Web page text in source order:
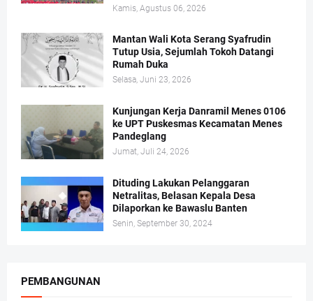
Kamis, Agustus 06, 2026
Mantan Wali Kota Serang Syafrudin
Tutup Usia, Sejumlah Tokoh Datangi
Rumah Duka
Selasa, Juni 23, 2026
Kunjungan Kerja Danramil Menes 0106
ke UPT Puskesmas Kecamatan Menes
Pandeglang
Jumat, Juli 24, 2026
Dituding Lakukan Pelanggaran
Netralitas, Belasan Kepala Desa
Dilaporkan ke Bawaslu Banten
Senin, September 30, 2024
PEMBANGUNAN